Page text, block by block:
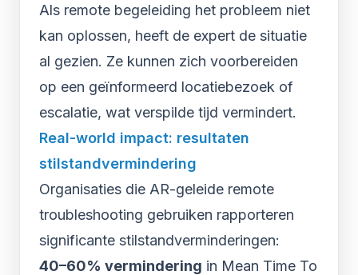
Als remote begeleiding het probleem niet
kan oplossen, heeft de expert de situatie
al gezien. Ze kunnen zich voorbereiden
op een geïnformeerd locatiebezoek of
escalatie, wat verspilde tijd vermindert.
Real-world impact: resultaten
stilstandvermindering
Organisaties die AR-geleide remote
troubleshooting gebruiken rapporteren
significante stilstandverminderingen:
40–60% vermindering in Mean Time To